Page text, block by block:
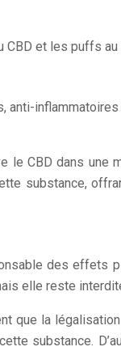
et les puffs au
anti-
le CBD dans
substance,
des effets
elle reste
que la
substance.